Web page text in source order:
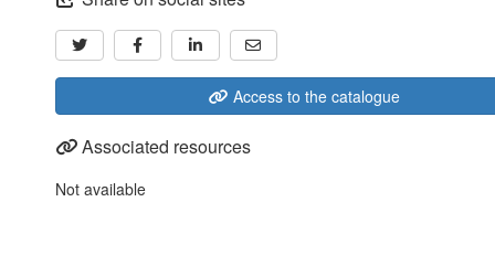
Access to the catalogue
Associated resources
Not available